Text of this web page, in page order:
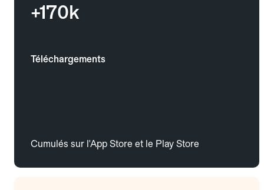
+170k
Téléchargements
Cumulés sur l'App Store et le Play Store